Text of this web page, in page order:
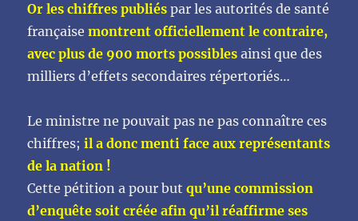
Or les chiffres publiés par les autorités de santé
françaisemontrent officiellement le contraire,
avec plus de 900 morts possibles ainsi que des
milliers d’effets secondaires répertoriés…
Le ministre ne pouvait pas ne pas connaître ces
chiffres;il a donc menti face aux représentants
de la nation !
Cette pétition a pour but qu’une commission
d’enquête soit créée afin qu’il réaffirme ses